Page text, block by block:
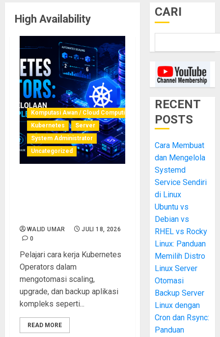
High Availability
Komputasi Awan / Cloud Computing
Kubernetes
Server
System Administrator
Uncategorized
WALID UMAR
JULI 18, 2026
0
Pelajari cara kerja Kubernetes
Operators dalam
mengotomasi scaling,
upgrade, dan backup aplikasi
kompleks seperti...
READ MORE
CARI
RECENT
POSTS
Cara Membuat
dan Mengelola
Systemd
Service Sendiri
di Linux
Ubuntu vs
Debian vs
RHEL vs Rocky
Linux: Panduan
Memilih Distro
Linux Server
Otomasi
Backup Server
Linux dengan
Cron dan Rsync:
Panduan